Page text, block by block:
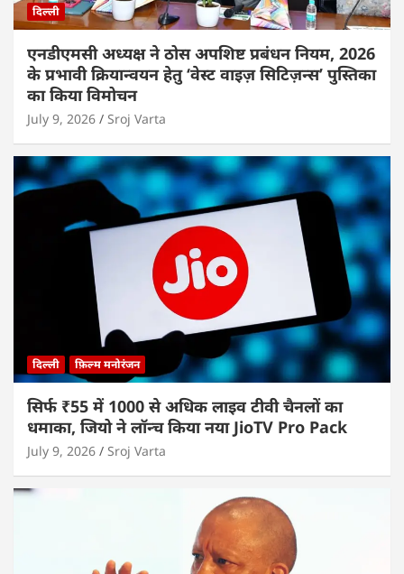
दिल्ली
एनडीएमसी अध्यक्ष ने ठोस अपशिष्ट प्रबंधन नियम, 2026
के प्रभावी क्रियान्वयन हेतु ‘वेस्ट वाइज़ सिटिज़न्स’ पुस्तिका
का किया विमोचन
July 9, 2026 Sroj Varta
दिल्ली फ़िल्म मनोरंजन
सिर्फ ₹55 में 1000 से अधिक लाइव टीवी चैनलों का
धमाका, जियो ने लॉन्च किया नया JioTV Pro Pack
July 9, 2026 Sroj Varta